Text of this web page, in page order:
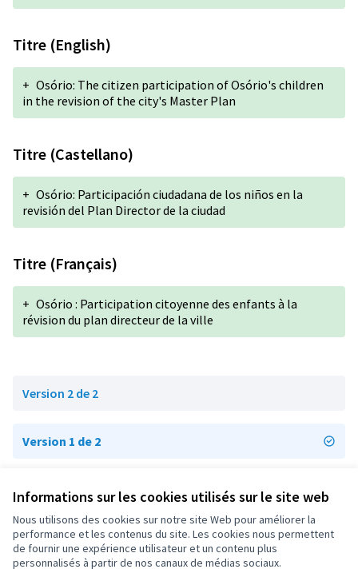
Informations sur les cookies utilisés sur le site web
Nous utilisons des cookies sur notre site Web pour améliorer la
performance et les contenus du site. Les cookies nous permettent
de fournir une expérience utilisateur et un contenu plus
personnalisés à partir de nos canaux de médias sociaux.
Titre (English)
+ Osório: The citizen participation of Osório's children
in the revision of the city's Master Plan
Titre (Castellano)
+ Osório: Participación ciudadana de los niños en la
revisión del Plan Director de la ciudad
Titre (Français)
+ Osório : Participation citoyenne des enfants à la
révision du plan directeur de la ville
Version 2 de 2
Version 1 de 2
Conditions d'utilisation
Paramètres des cookies
OIDP sur X
(Lien externe)
OIDP sur Facebook
(Lien externe)
OIDP sur YouTube
(Lien externe)
Français
Choose languageChoisir la langueElegir el idioma